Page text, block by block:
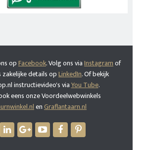
opFacebook. Volg ons viaInstagramof
zakelijke details opLinkedIn. Of bekijk
instructievideo's viaYou Tube.
eens onze Voordeelwebwinkels
enGraflantaarn.nl